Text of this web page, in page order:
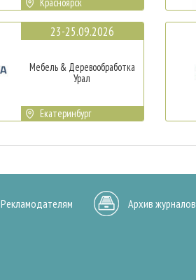
23-25.09.2026
Мебель & Деревообработка
Урал
Екатеринбург
Рекламодателям Архив журналов